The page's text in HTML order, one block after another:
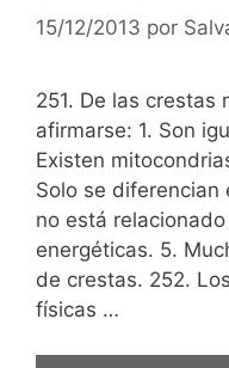
15/12/2013 por
251. De las crestas
afirmarse: 1. Son
Existen
Solo se diferencian
no está
energéticas. 5.
de crestas. 252.
físicas …